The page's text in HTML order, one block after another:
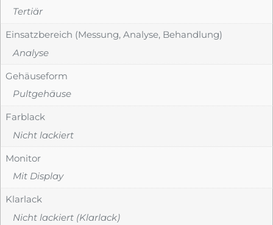
Tertiär
Einsatzbereich (Messung, Analyse, Behandlung)
Analyse
Gehäuseform
Pultgehäuse
Farblack
Nicht lackiert
Monitor
Mit Display
Klarlack
Nicht lackiert (Klarlack)